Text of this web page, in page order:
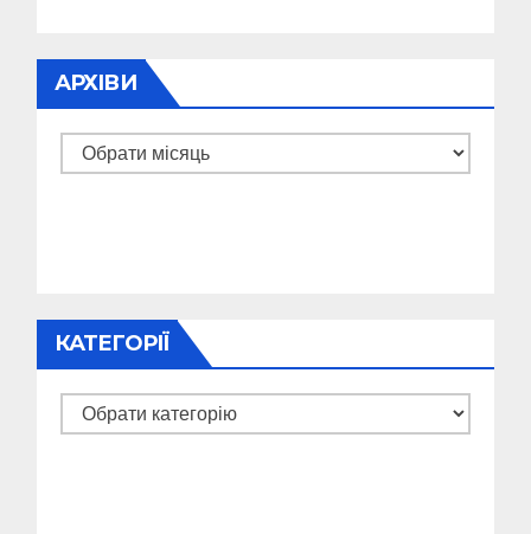
АРХІВИ
Архіви
КАТЕГОРІЇ
Категорії